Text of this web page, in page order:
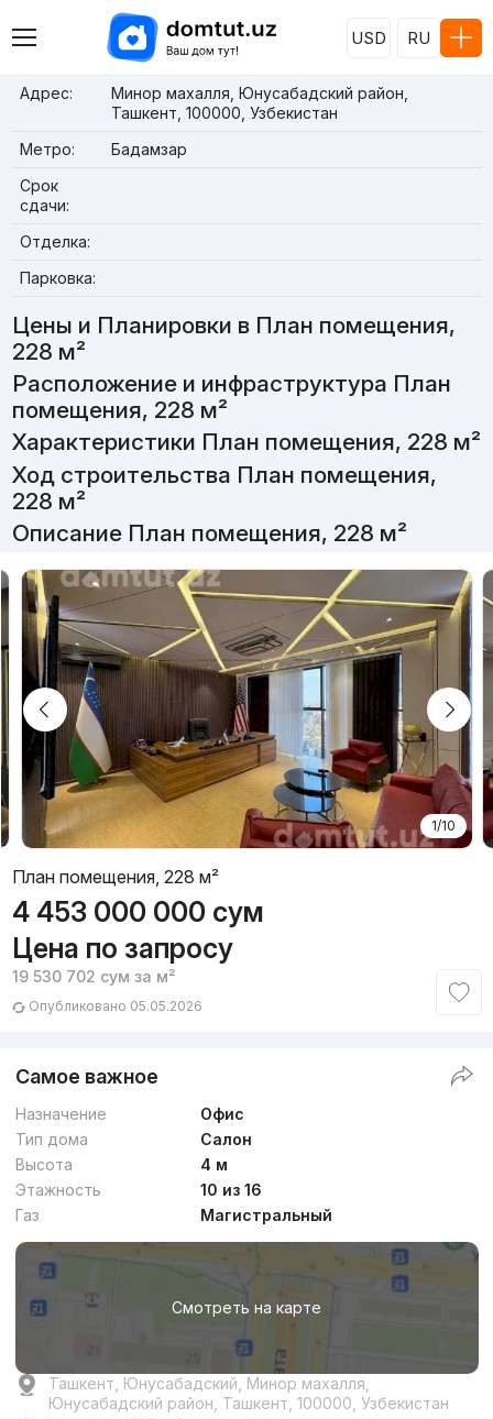
USD RU
Адрес:
Минор махалля, Юнусабадский район,
Ташкент, 100000, Узбекистан
Метро:
Бадамзар
Срок
сдачи:
Отделка:
Парковка:
Цены и Планировки в План помещения,
228 м²
Расположение и инфраструктура План
помещения, 228 м²
Характеристики План помещения, 228 м²
Ход строительства План помещения,
228 м²
Описание План помещения, 228 м²
1/10
План помещения, 228 м²
4 453 000 000 сум
Цена по запросу
19 530 702 сум за м²
Опубликовано 05.05.2026
Самое важное
Назначение
Офис
Тип дома
Салон
Высота
4 м
Этажность
10 из 16
Газ
Магистральный
Смотреть на карте
Ташкент, Юнусабадский, Минор махалля,
Юнусабадский район, Ташкент, 100000, Узбекистан